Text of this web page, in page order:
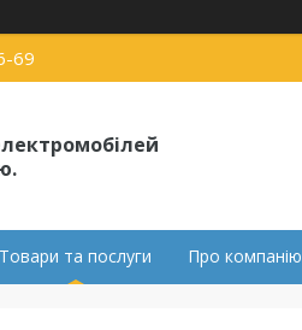
69
Товари та послуги Про компанію